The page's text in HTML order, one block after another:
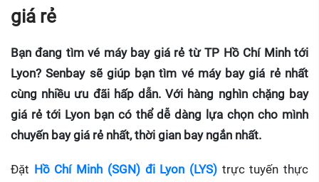
giá rẻ
Bạn đang tìm vé máy bay giá rẻ từ TP Hồ Chí Minh tới
Lyon? Senbay sẽ giúp bạn tìm vé máy bay giá rẻ nhất
cùng nhiều ưu đãi hấp dẫn. Với hàng nghìn chặng bay
giá rẻ tới Lyon bạn có thể dễ dàng lựa chọn cho mình
chuyến bay giá rẻ nhất, thời gian bay ngắn nhất.
Đặt Hồ Chí Minh (SGN) đi Lyon (LYS)trực tuyến thực